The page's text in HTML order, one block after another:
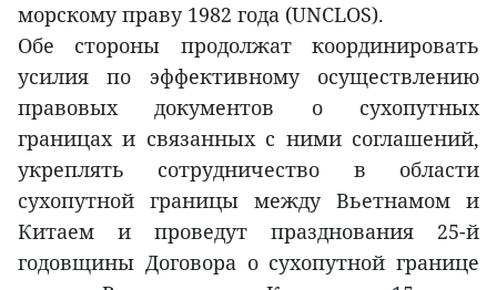
морскому праву 1982 года (UNCLOS).
Обе стороны продолжат координировать
усилия по эффективному осуществлению
правовых документов о сухопутных
границах и связанных с ними соглашений,
укреплять сотрудничество в области
сухопутной границы между Вьетнамом и
Китаем и проведут празднования 25-й
годовщины Договора о сухопутной границе